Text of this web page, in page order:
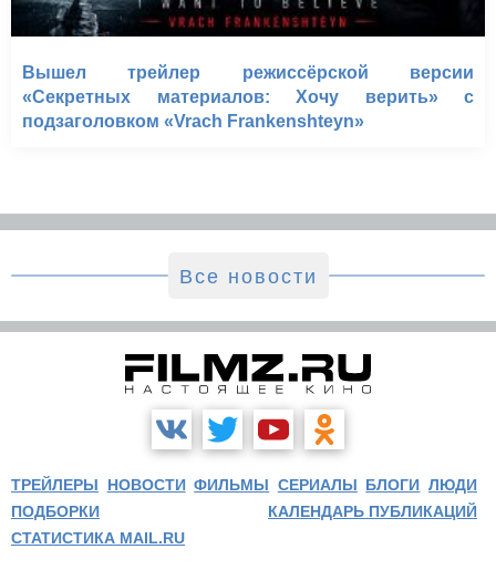
Вышел трейлер режиссёрской версии
«Секретных материалов: Хочу верить» с
подзаголовком «Vrach Frankenshteyn»
Все новости
ТРЕЙЛЕРЫ НОВОСТИ ФИЛЬМЫ СЕРИАЛЫ БЛОГИ ЛЮДИ
ПОДБОРКИ
КАЛЕНДАРЬ ПУБЛИКАЦИЙ
СТАТИСТИКА MAIL.RU